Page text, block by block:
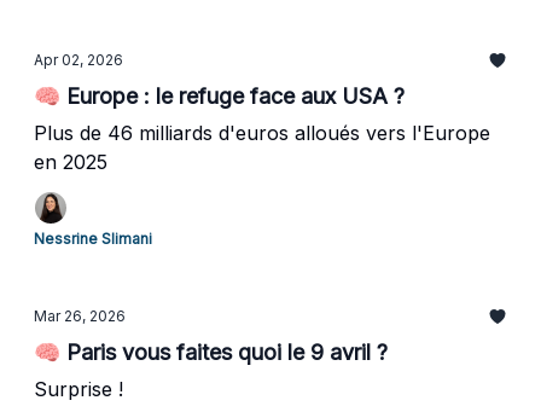
Apr 02, 2026
🧠 Europe : le refuge face aux USA ?
Plus de 46 milliards d'euros alloués vers l'Europe
en 2025
Nessrine Slimani
Mar 26, 2026
🧠 Paris vous faites quoi le 9 avril ?
Surprise !